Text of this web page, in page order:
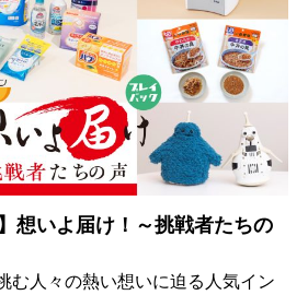
想いよ届け！～挑戦者たちの
む人々の熱い想いに迫る人気イン